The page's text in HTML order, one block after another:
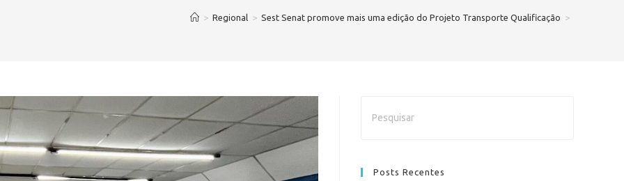
> Regional > Sest Senat promove mais uma edição do Projeto Transporte Qualificação >
Posts Recentes